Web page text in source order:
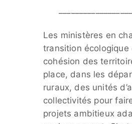
Les ministères en
transition écologique
cohésion des
place, dans les
ruraux, des unités
collectivités pour
projets ambitieux